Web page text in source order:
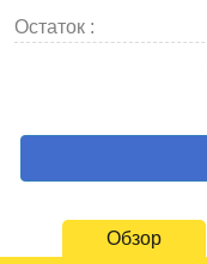
Остаток :
Обзор